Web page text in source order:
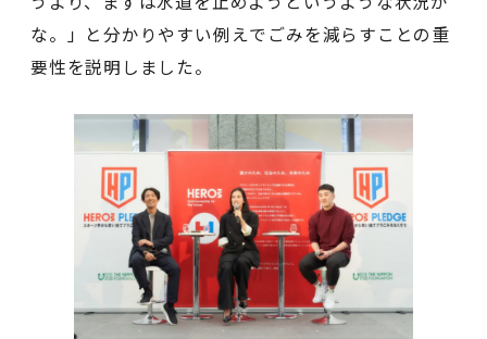
な。」と分かりやすい例えでごみを減らすことの重
要性を説明しました。